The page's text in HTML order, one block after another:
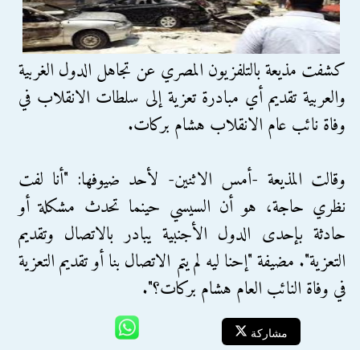
كشفت مذيعة بالتلفزيون المصري عن تجاهل الدول الغربية
والعربية تقديم أي مبادرة تعزية إلى سلطات الانقلاب في
وفاة نائب عام الانقلاب هشام بركات.
وقالت المذيعة -أمس الاثنين- لأحد ضيوفها: "أنا لفت
نظري حاجة، هو أن السيسي حينما تحدث مشكلة أو
حادثة بإحدى الدول الأجنبية يبادر بالاتصال وتقديم
التعزية". مضيفة "إحنا ليه لم يتم الاتصال بنا أو تقديم التعزية
في وفاة النائب العام هشام بركات؟".
مشاركة